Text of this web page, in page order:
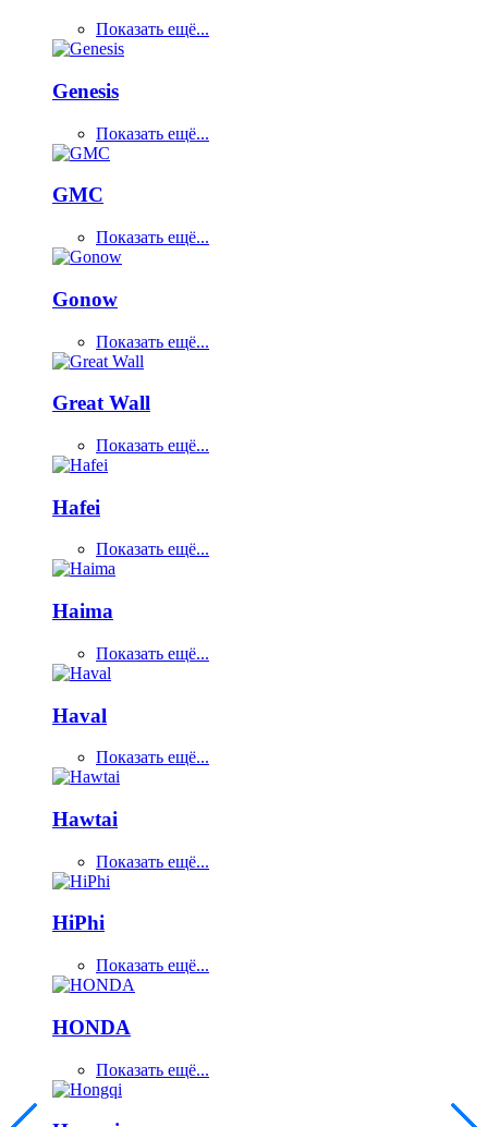
Показать ещё...
Genesis
Показать ещё...
GMC
Показать ещё...
Gonow
Показать ещё...
Great Wall
Показать ещё...
Hafei
Показать ещё...
Haima
Показать ещё...
Haval
Показать ещё...
Hawtai
Показать ещё...
HiPhi
Показать ещё...
HONDA
Показать ещё...